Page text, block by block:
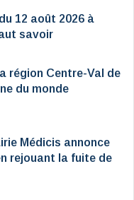
12 août 2026 à
savoir
région Centre-Val de
du monde
Médicis annonce
rejouant la fuite de